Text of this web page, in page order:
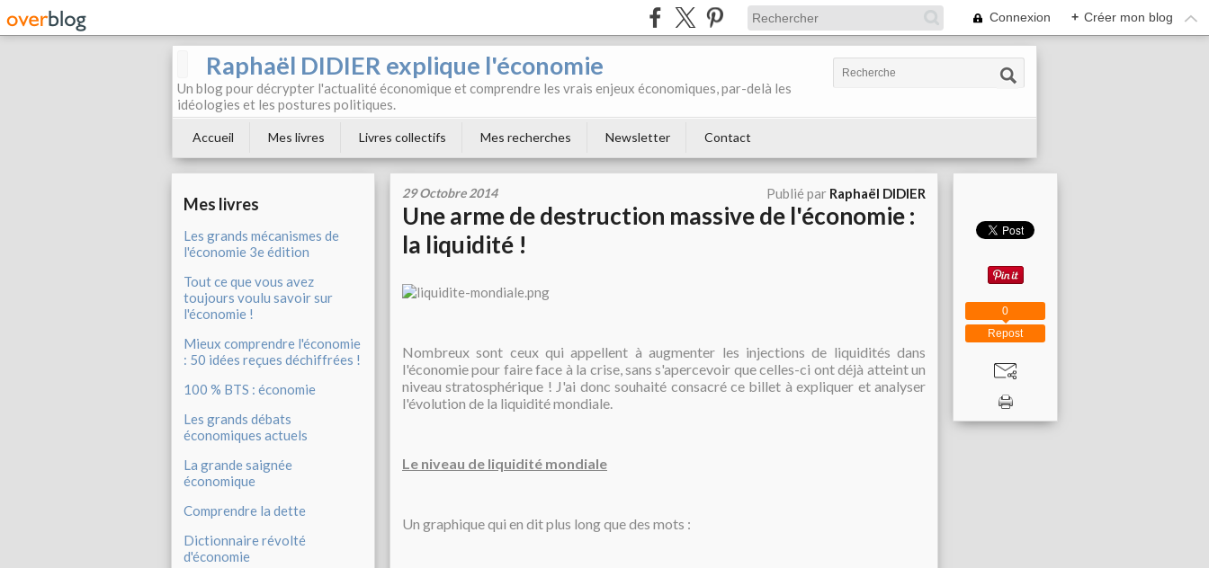
Connexion + Créer mon blog
Raphaël DIDIER explique l'économie
Un blog pour décrypter l'actualité économique et comprendre les vrais enjeux économiques, par-delà les
idéologies et les postures politiques.
Accueil Mes livres Livres collectifs Mes recherches Newsletter Contact
Mes livres
Les grands mécanismes de
l'économie 3e édition
Tout ce que vous avez
toujours voulu savoir sur
l'économie !
Mieux comprendre l'économie
: 50 idées reçues déchiffrées !
100 % BTS : économie
Les grands débats
économiques actuels
La grande saignée
économique
Comprendre la dette
Dictionnaire révolté
d'économie
29 Octobre 2014 Publié par Raphaël DIDIER
Une arme de destruction massive de l'économie :
la liquidité !
Nombreux sont ceux qui appellent à augmenter les injections de liquidités dans
l'économie pour faire face à la crise, sans s'apercevoir que celles-ci ont déjà atteint un
niveau stratosphérique ! J'ai donc souhaité consacré ce billet à expliquer et analyser
l'évolution de la liquidité mondiale.
Le niveau de liquidité mondiale
Un graphique qui en dit plus long que des mots :
Repost
0